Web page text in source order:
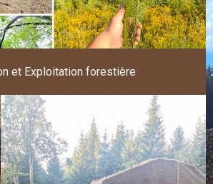
et Exploitation forestière